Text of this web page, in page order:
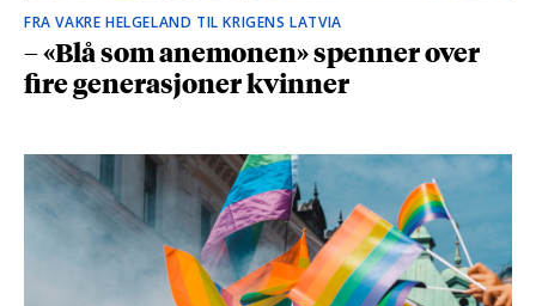
FRA VAKRE HELGELAND TIL KRIGENS LATVIA
– «Blå som anemonen» spenner over
fire generasjoner kvinner